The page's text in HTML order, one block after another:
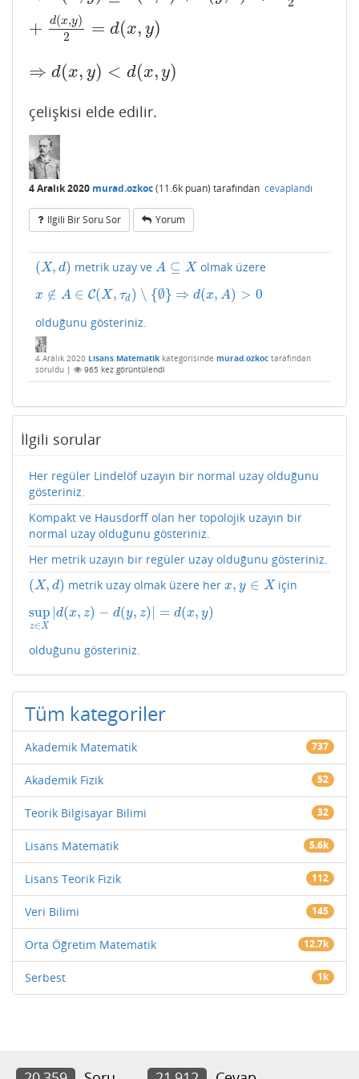
+ d(x,y)
2
= d(x, y)
⇒ d(x, y) < d(x, y)
⇒d (x,y)< d(x y)
çelişkisi elde edilir.
4 Aralık 2020 murad.ozkoc(11.6k puan) tarafından cevaplandı
Ilgili Bir Soru Sor Yorum
(X, d)
(X,d) metrik uzay veA ⊆ X
A⊆X olmak üzere
x ∉ A ∈ C(X, τd ) ∖ {∅} ⇒ d(x, A) > 0
x ∉A∈C (X,τd)∖{ ∅ }⇒d( x,A)>0
olduğunu gösteriniz.
4 Aralık 2020 Lisans Matematik kategorisinde murad.ozkoc tarafından
soruldu | 965 kez görüntülendi
İlgili sorular
Her regüler Lindelöf uzayın bir normal uzay olduğunu
gösteriniz.
Kompakt ve Hausdorff olan her topolojik uzayın bir
normal uzay olduğunu gösteriniz.
Her metrik uzayın bir regüler uzay olduğunu gösteriniz.
(X, d)
(X,d) metrik uzay olmak üzere herx, y ∈ X
x,y ∈ X için
sup
z∈X
|d(x, z) − d(y, z) = d(x, y)
supz∈ X| d(x ,z)−d( y,z |=d(x,y)
olduğunu gösteriniz.
Tüm kategoriler
Akademik Matematik 737
Akademik Fizik 52
Teorik Bilgisayar Bilimi 32
Lisans Matematik 5.6k
Lisans Teorik Fizik 112
Veri Bilimi 145
Orta Öğretim Matematik 12.7k
Serbest 1k